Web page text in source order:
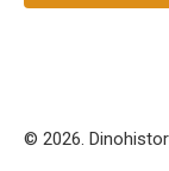
© 2026.